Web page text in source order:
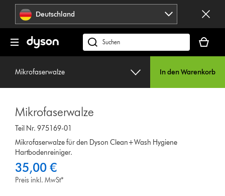
Navigation
überspringenDeutschland
dyson.de
durchsuchen
ist
Mikrofaserwalze In den Warenkorb
Mikrofaserwalze
Teil Nr. 975169-01
Mikrofaserwalze für den Dyson Clean+Wash Hygiene
Hartbodenreiniger.
35,00 €
Preis inkl. MwSt*